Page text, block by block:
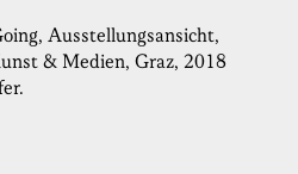
Ausstellungsansicht,
& Medien, Graz, 2018